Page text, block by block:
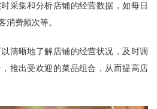
采集和分析店铺的经营数据，如每日
消费频次等。
清晰地了解店铺的经营状况，及时调
推出受欢迎的菜品组合，从而提高店